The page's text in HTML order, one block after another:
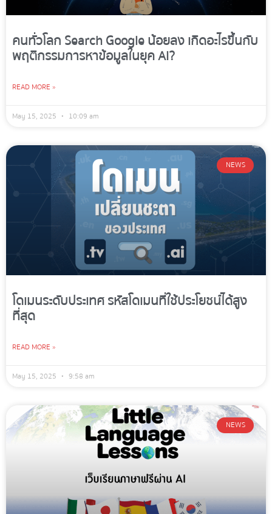
คนทั่วโลก Search Google น้อยลง เกิดอะไรขึ้นกับ
พฤติกรรมการหาข้อมูลในยุค AI?
READ MORE »
May 15, 2025 10:09 am
NEWS
โดเมนระดับประเทศ รหัสโดเมนที่ใช้ประโยชน์ได้สูง
ที่สุด
READ MORE »
May 15, 2025 9:58 am
NEWS